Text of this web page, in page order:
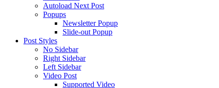
Autoload Next Post
Popups
Newsletter Popup
Slide-out Popup
Post Styles
No Sidebar
Right Sidebar
Left Sidebar
Video Post
Supported Video